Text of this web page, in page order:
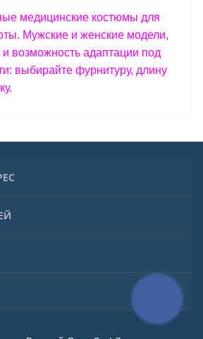
медицинские костюмы для
Мужские и женские модели,
возможность адаптации под
выбирайте фурнитуру, длину